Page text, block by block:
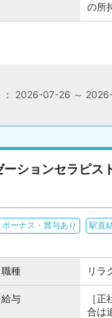
の所
： 2026-07-26 ～
ーションセラピ
ボーナス・賞与あり 駅直
職種 リラ
給与
［
合は